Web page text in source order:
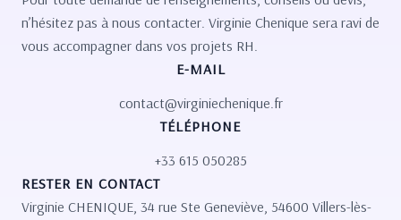
n’hésitez pas à nous contacter. Virginie Chenique sera ravi de
vous accompagner dans vos projets RH.
E-MAIL
contact@virginiechenique.fr
TÉLÉPHONE
+33 615 050285
RESTER EN CONTACT
Virginie CHENIQUE, 34 rue Ste Geneviève, 54600 Villers-lès-